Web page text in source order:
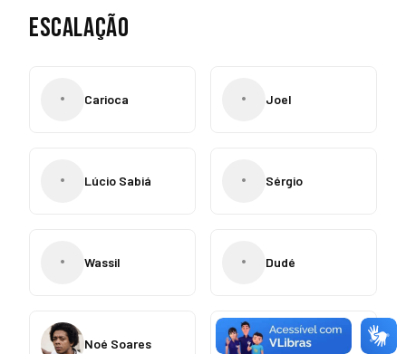
ESCALAÇÃO
• Carioca • Joel
• Lúcio Sabiá • Sérgio
• Wassil • Dudé
Noé Soares • Dedé de Dora